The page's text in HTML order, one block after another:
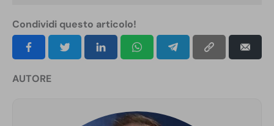
Condividi questo articolo!
AUTORE